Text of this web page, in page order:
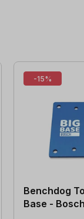
-15%
Benchdog
Base -